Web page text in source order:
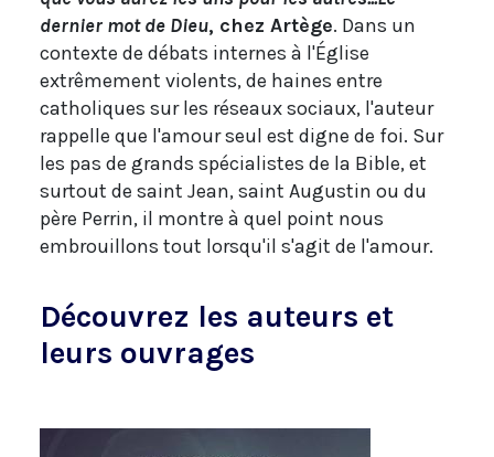
dernier mot de Dieu, chez Artège. Dans un
contexte de débats internes à l'Église
extrêmement violents, de haines entre
catholiques sur les réseaux sociaux, l'auteur
rappelle que l'amour seul est digne de foi. Sur
les pas de grands spécialistes de la Bible, et
surtout de saint Jean, saint Augustin ou du
père Perrin, il montre à quel point nous
embrouillons tout lorsqu'il s'agit de l'amour.
Découvrez les auteurs et
leurs ouvrages